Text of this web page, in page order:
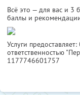
Всё это — для вас и 3
баллы и
Услуги
ответственностью
1177746601757